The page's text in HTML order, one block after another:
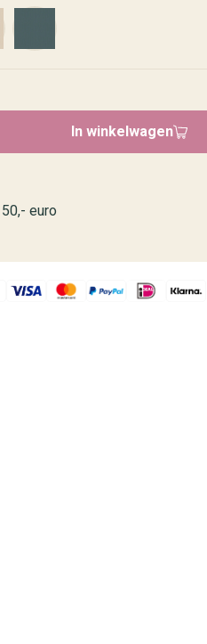
In winkelwagen
euro